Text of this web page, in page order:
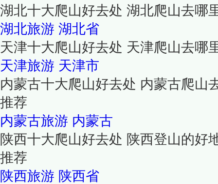
湖北十大爬山好去处 湖北爬山去哪
湖北旅游 湖北省
天津十大爬山好去处 天津爬山去哪
天津旅游 天津市
内蒙古十大爬山好去处 内蒙古爬山
推荐
内蒙古旅游 内蒙古
陕西十大爬山好去处 陕西登山的好
推荐
陕西旅游 陕西省